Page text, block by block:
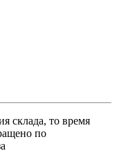
склада, то время
по